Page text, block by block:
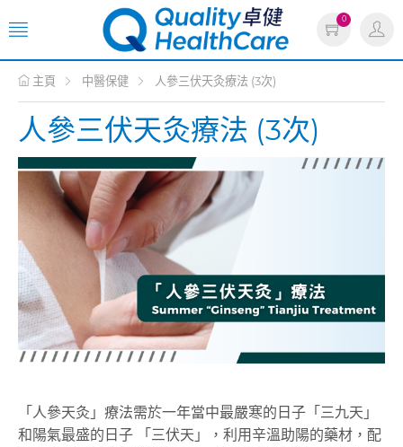
0
主頁 中醫保健 人參三伏天灸療法 (3次)
人參三伏天灸療法 (3次)
「人參天灸」療法需於一年當中最嚴寒的日子「三九天」
和陽氣最盛的日子 「三伏天」，利用辛溫助陽的藥材，配